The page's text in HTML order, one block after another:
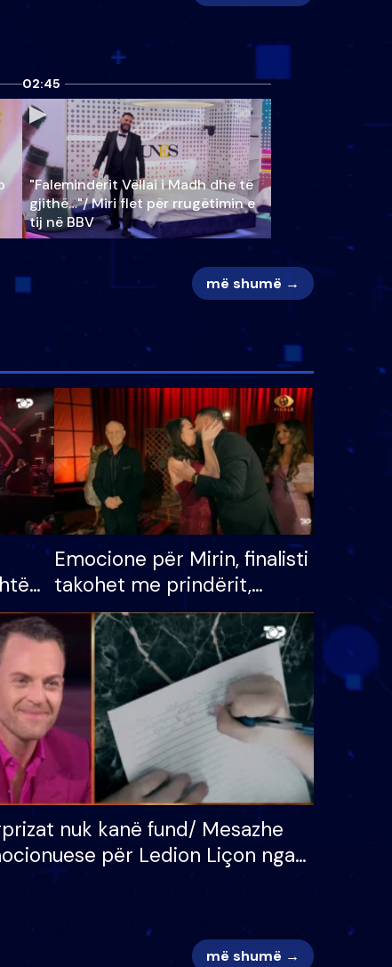
02:45
"Faleminderit Vëllai i Madh dhe të
gjithë…"/ Miri flet për rrugëtimin e
tij në BBV
më shumë →
Emocione për Mirin, finalisti
takohet me prindërit,
vajzën dhe bashkëshorten:
S’kemi ndonjë letër divorci
apo jo?
nuk kanë fund/ Mesazhe
për Ledion Liçon nga
dhe fëmijët e tij, moderatori
më shumë →